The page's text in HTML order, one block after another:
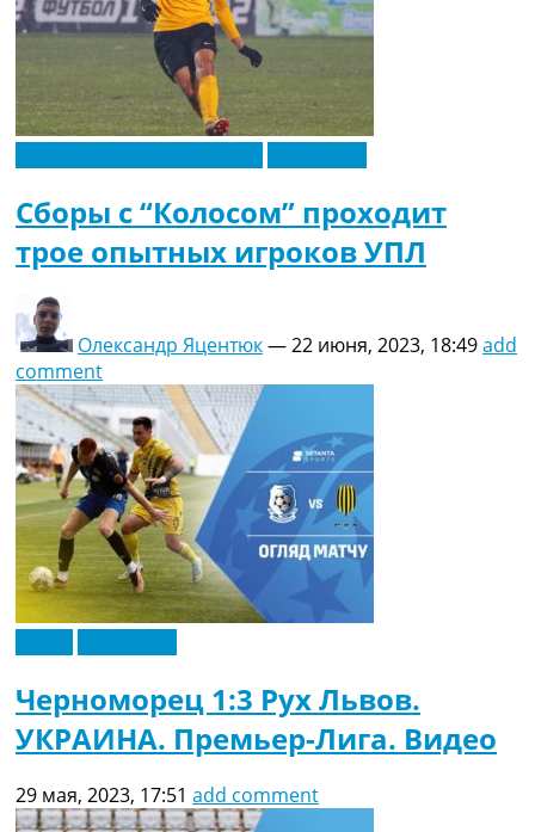
Сборы с “Колосом” проходит
трое опытных игроков УПЛ
Олександр Яцентюк—22 июня, 2023, 18:49add
comment
Черноморец 1:3 Рух Львов.
УКРАИНА. Премьер-Лига. Видео
29 мая, 2023, 17:51 add comment